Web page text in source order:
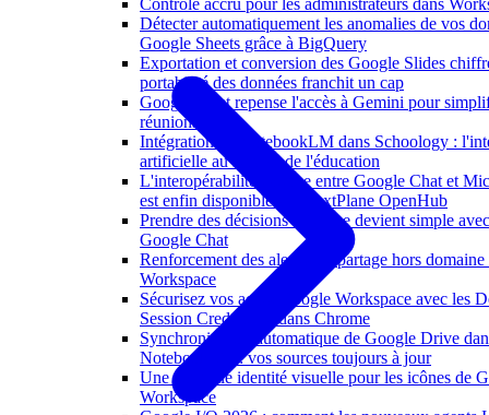
Contrôle accru pour les administrateurs dans
Détecter automatiquement les anomalies de vos
Google Sheets grâce à BigQuery
Exportation et conversion des Google Slides
portabilité des données franchit un cap
Google Meet repense l'accès à Gemini pour
réunions
Intégration de NotebookLM dans Schoology :
artificielle au service de l'éducation
L'interopérabilité externe entre Google Chat et
est enfin disponible via NextPlane OpenHub
Prendre des décisions d'équipe devient simple
Google Chat
Renforcement des alertes de partage hors
Workspace
Sécurisez vos accès Google Workspace avec les
Session Credentials dans Chrome
Synchronisation automatique de Google Drive
NotebookLM : vos sources toujours à jour
Une nouvelle identité visuelle pour les icônes de
Workspace